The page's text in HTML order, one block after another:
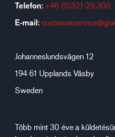
Telefon: +46 (0)321-29 300
E-mail:
Johanneslundsvägen 12
194 61 Upplands Väsby
Sweden
Több mint 30 éve a